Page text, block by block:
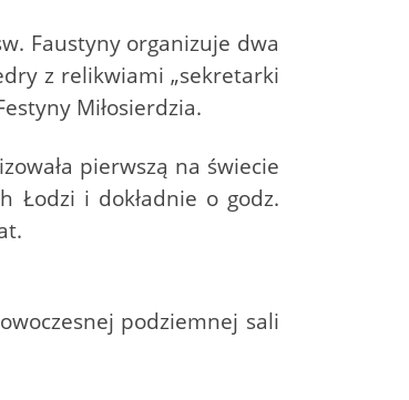
Faustyny organizuje dwa
z relikwiami „sekretarki
Miłosierdzia.
pierwszą na świecie
Łodzi i dokładnie o godz.
podziemnej sali